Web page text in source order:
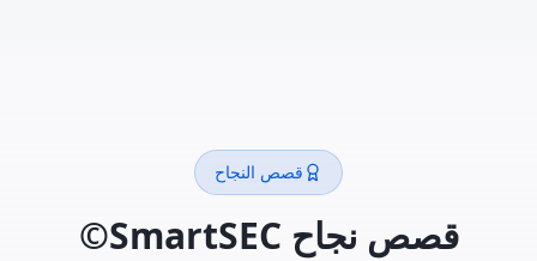
قصص النجاح
قصص نجاح SmartSEC©